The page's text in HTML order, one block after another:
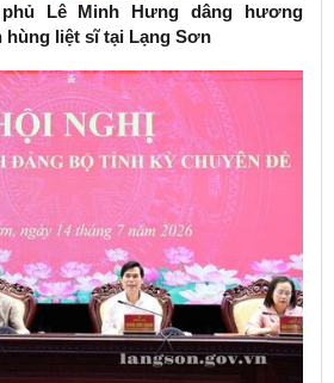
Lê Minh Hưng dâng hương
liệt sĩ tại Lạng Sơn